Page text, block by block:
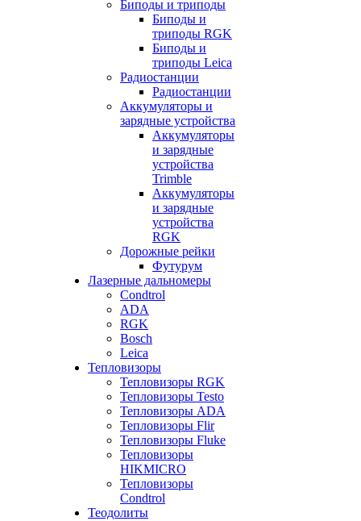
Биподы и триподы
Биподы и
триподы RGK
Биподы и
триподы Leica
Радиостанции
Радиостанции
Аккумуляторы и
зарядные устройства
Аккумуляторы
и зарядные
устройства
Trimble
Аккумуляторы
и зарядные
устройства
RGK
Дорожные рейки
Футурум
Лазерные дальномеры
Condtrol
ADA
RGK
Bosch
Leica
Тепловизоры
Тепловизоры RGK
Тепловизоры Testo
Тепловизоры ADA
Тепловизоры Flir
Тепловизоры Fluke
Тепловизоры
HIKMICRO
Тепловизоры
Condtrol
Теодолиты